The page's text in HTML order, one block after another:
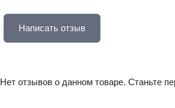
Написать отзыв
Нет отзывов о данном товаре. Станьте